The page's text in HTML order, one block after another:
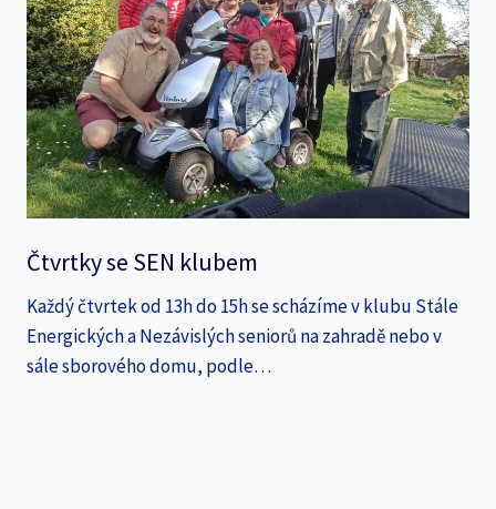
Čtvrtky se SEN klubem
Každý čtvrtek od 13h do 15h se scházíme v klubu Stále
Energických a Nezávislých seniorů na zahradě nebo v
sále sborového domu, podle…